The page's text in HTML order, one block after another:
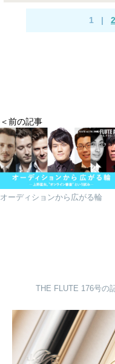
1 | 2
＜前の記事
オーディションから広がる輪
THE FLUTE 176号の